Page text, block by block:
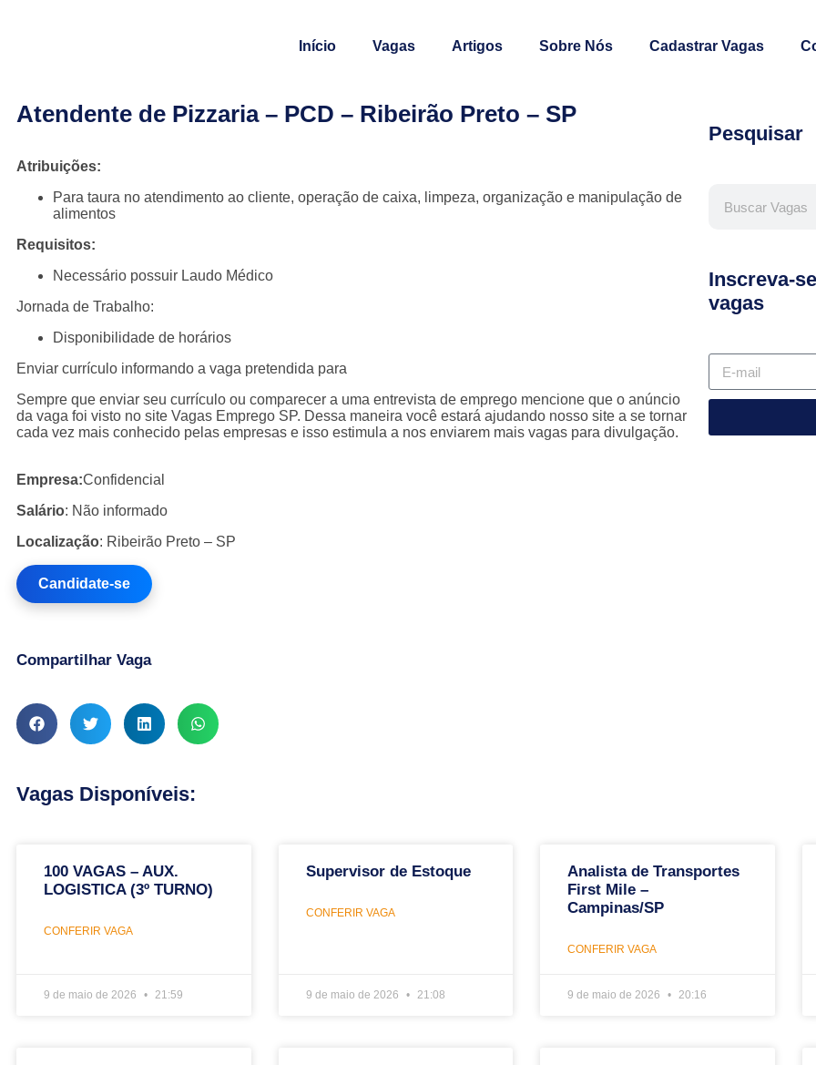
Início Vagas Artigos Sobre Nós Cadastrar Vagas
Atendente de Pizzaria – PCD – Ribeirão Preto – SP
Atribuições:
Para taura no atendimento ao cliente, operação de caixa, limpeza, organização e manipulação de
alimentos
Requisitos:
Necessário possuir Laudo Médico
Jornada de Trabalho:
Disponibilidade de horários
Enviar currículo informando a vaga pretendida para
Sempre que enviar seu currículo ou comparecer a uma entrevista de emprego mencione que o anúncio
da vaga foi visto no site Vagas Emprego SP. Dessa maneira você estará ajudando nosso site a se tornar
cada vez mais conhecido pelas empresas e isso estimula a nos enviarem mais vagas para divulgação.
Empresa:Confidencial
Salário: Não informado
Localização: Ribeirão Preto – SP
Candidate-se
Compartilhar Vaga
Pesquisar
Inscreva-
vagas
Vagas Disponíveis:
100 VAGAS – AUX.
LOGISTICA (3º TURNO)
CONFERIR VAGA
9 de maio de 2026 21:59
Supervisor de Estoque
CONFERIR VAGA
9 de maio de 2026 21:08
Analista de Transportes
First Mile –
Campinas/SP
CONFERIR VAGA
9 de maio de 2026 20:16